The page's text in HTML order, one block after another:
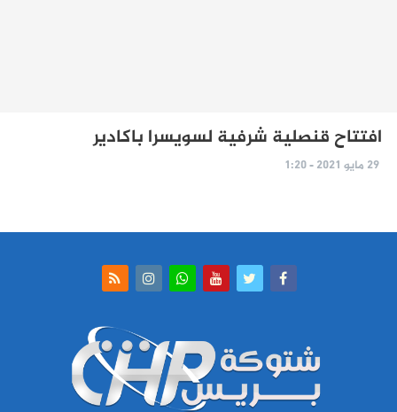
افتتاح قنصلية شرفية لسويسرا باكادير
29 مايو 2021 - 1:20